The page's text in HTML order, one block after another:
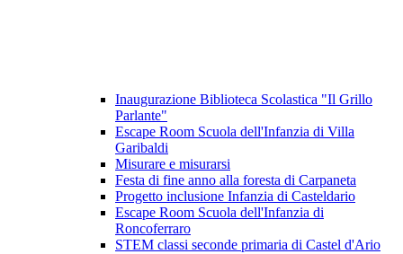
Inaugurazione Biblioteca Scolastica "Il Grillo
Parlante"
Escape Room Scuola dell'Infanzia di Villa
Garibaldi
Misurare e misurarsi
Festa di fine anno alla foresta di Carpaneta
Progetto inclusione Infanzia di Casteldario
Escape Room Scuola dell'Infanzia di
Roncoferraro
STEM classi seconde primaria di Castel d'Ario